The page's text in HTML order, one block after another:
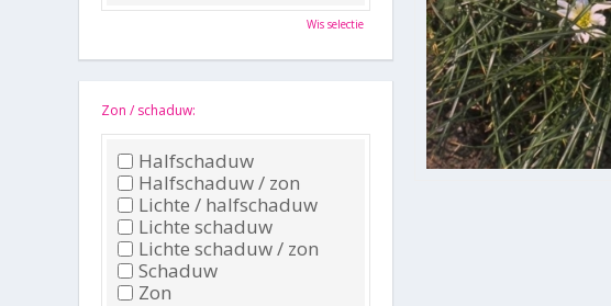
Wis selectie
Zon / schaduw:
Halfschaduw
Halfschaduw / zon
Lichte / halfschaduw
Lichte schaduw
Lichte schaduw / zon
Schaduw
Zon